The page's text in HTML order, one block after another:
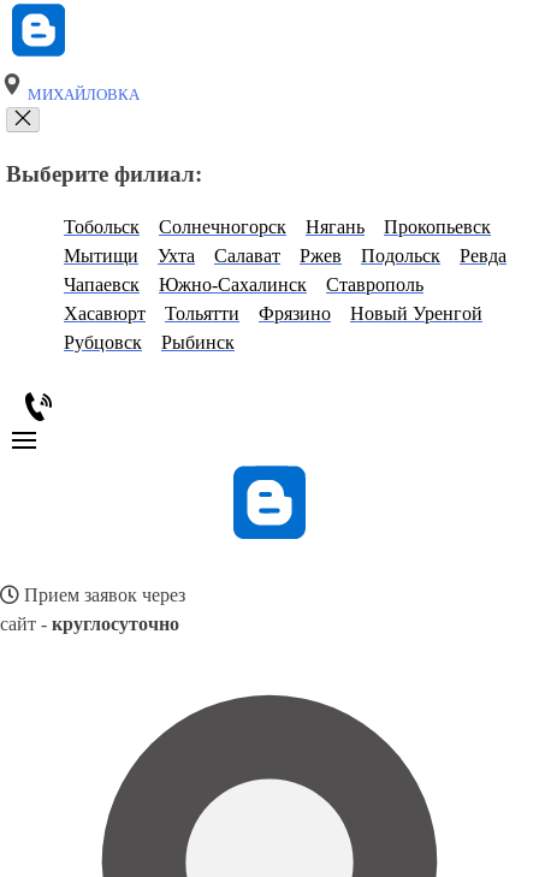
МИХАЙЛОВКА
Выберите филиал:
Тобольск Солнечногорск Нягань
Прокопьевск
Мытищи
Ухта Салават Ржев Подольск
Ревда
Чапаевск
Южно-Сахалинск
Ставрополь
Хасавюрт
Тольятти Фрязино
Новый Уренгой
Рубцовск
Рыбинск
Прием заявок через
сайт - круглосуточно